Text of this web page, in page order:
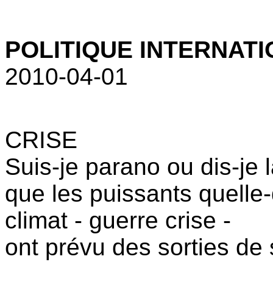
POLITIQUE
2010-04-01
CRISE
Suis-je parano ou dis-je
que les puissants
climat - guerre crise -
ont prévu des sorties de